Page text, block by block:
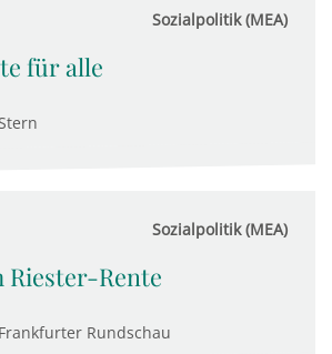
Sozialpolitik (MEA)
für alle
Sozialpolitik (MEA)
Riester-Rente
Frankfurter Rundschau